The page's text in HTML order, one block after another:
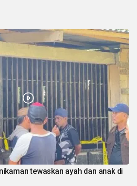
tewaskan ayah dan anak di